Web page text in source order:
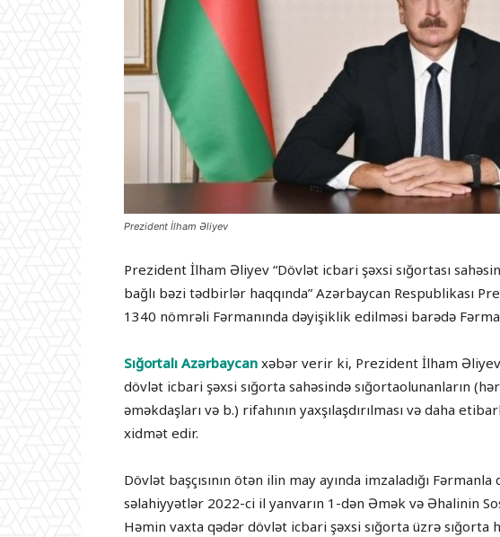
Prezident İlham Əliyev
Prezident İlham Əliyev “Dövlət icbari şəxsi sığortası
bağlı bəzi tədbirlər haqqında” Azərbaycan Respublikası
1340 nömrəli Fərmanında dəyişiklik edilməsi barədə
Sığortalı Azərbaycan xəbər verir ki, Prezident İlham
dövlət icbari şəxsi sığorta sahəsində sığortaolunanların
əməkdaşları və b.) rifahının yaxşılaşdırılması və daha
xidmət edir.
Dövlət başçısının ötən ilin may ayında imzaladığı
səlahiyyətlər 2022-ci il yanvarın 1-dən Əmək və Əhalinin
Həmin vaxta qədər dövlət icbari şəxsi sığorta üzrə